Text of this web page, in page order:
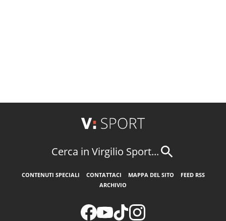
Cerca in Virgilio Sport...
CONTENUTI SPECIALI CONTATTACI MAPPA DEL SITO
FEED RSS
ARCHIVIO